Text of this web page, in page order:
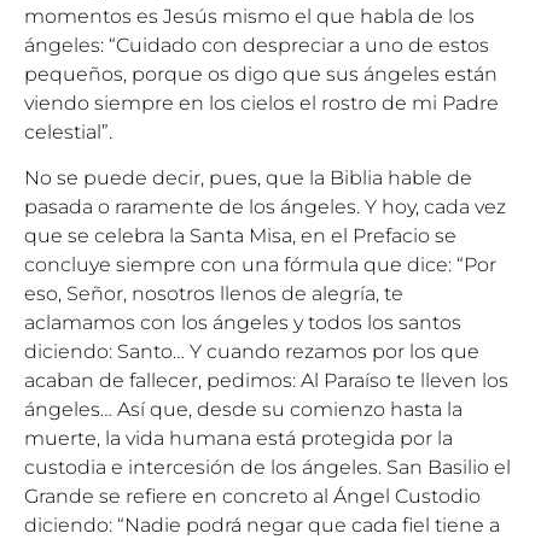
momentos es Jesús mismo el que habla de los
ángeles: “Cuidado con despreciar a uno de estos
pequeños, porque os digo que sus ángeles están
viendo siempre en los cielos el rostro de mi Padre
celestial”.
No se puede decir, pues, que la Biblia hable de
pasada o raramente de los ángeles. Y hoy, cada vez
que se celebra la Santa Misa, en el Prefacio se
concluye siempre con una fórmula que dice: “Por
eso, Señor, nosotros llenos de alegría, te
aclamamos con los ángeles y todos los santos
diciendo: Santo… Y cuando rezamos por los que
acaban de fallecer, pedimos: Al Paraíso te lleven los
ángeles… Así que, desde su comienzo hasta la
muerte, la vida humana está protegida por la
custodia e intercesión de los ángeles. San Basilio el
Grande se refiere en concreto al Ángel Custodio
diciendo: “Nadie podrá negar que cada fiel tiene a